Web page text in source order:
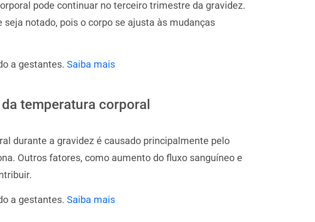
pode continuar no terceiro trimestre da gravidez.
notado, pois o corpo se ajusta às mudanças
a gestantes. Saiba mais
temperatura corporal
durante a gravidez é causado principalmente pelo
Outros fatores, como aumento do fluxo sanguíneo e
a gestantes. Saiba mais